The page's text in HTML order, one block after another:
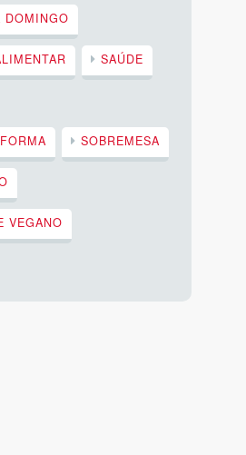
DOMINGO
SAÚDE
SOBREMESA
VEGANO